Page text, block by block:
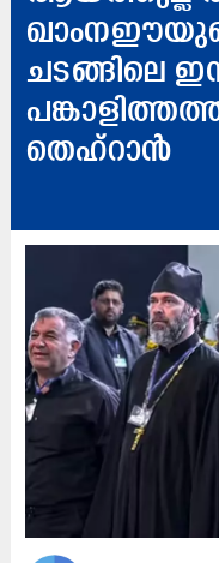
ചടങ്ങിലെ
തെഹ്‌റാൻ